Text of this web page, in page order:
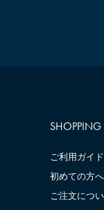
SHOPPING
ご利用ガイド
初めての方へ
ご注文につ